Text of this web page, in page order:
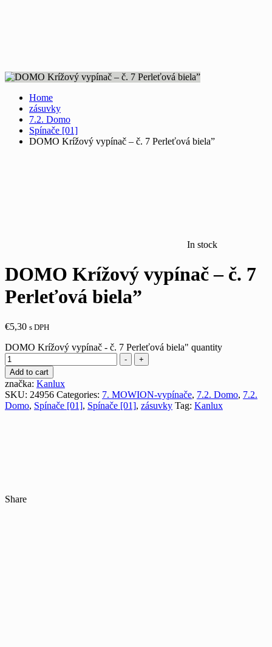
Home
zásuvky
7.2. Domo
Spínače [01]
DOMO Krížový vypínač – č. 7 Perleťová biela”
In stock
DOMO Krížový vypínač – č. 7
Perleťová biela”
€5,30 s DPH
DOMO Krížový vypínač - č. 7 Perleťová biela" quantity
-
+
Add to cart
značka: Kanlux
SKU: 24956 Categories: 7. MOWION-vypínače, 7.2. Domo, 7.2.
Domo, Spínače [01], Spínače [01], zásuvky Tag: Kanlux
Share